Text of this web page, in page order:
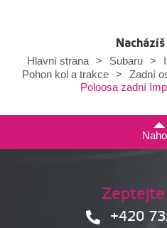
Hlavní strana
> Subaru >
Pohon kol a trakce > Zadní
Poloosa zadní
+420